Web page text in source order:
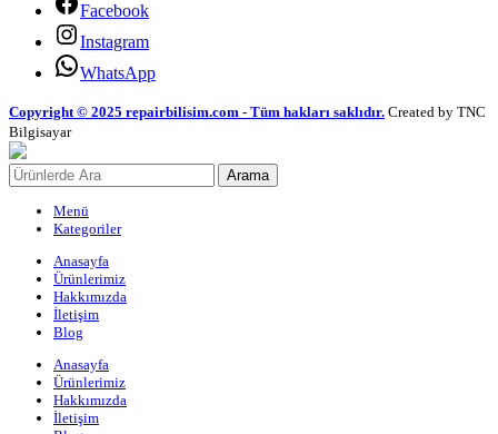
Facebook
Instagram
WhatsApp
Copyright © 2025 repairbilisim.com - Tüm hakları saklıdır. Created by TNC
Bilgisayar
Arama
Menü
Kategoriler
Anasayfa
Ürünlerimiz
Hakkımızda
İletişim
Blog
Anasayfa
Ürünlerimiz
Hakkımızda
İletişim